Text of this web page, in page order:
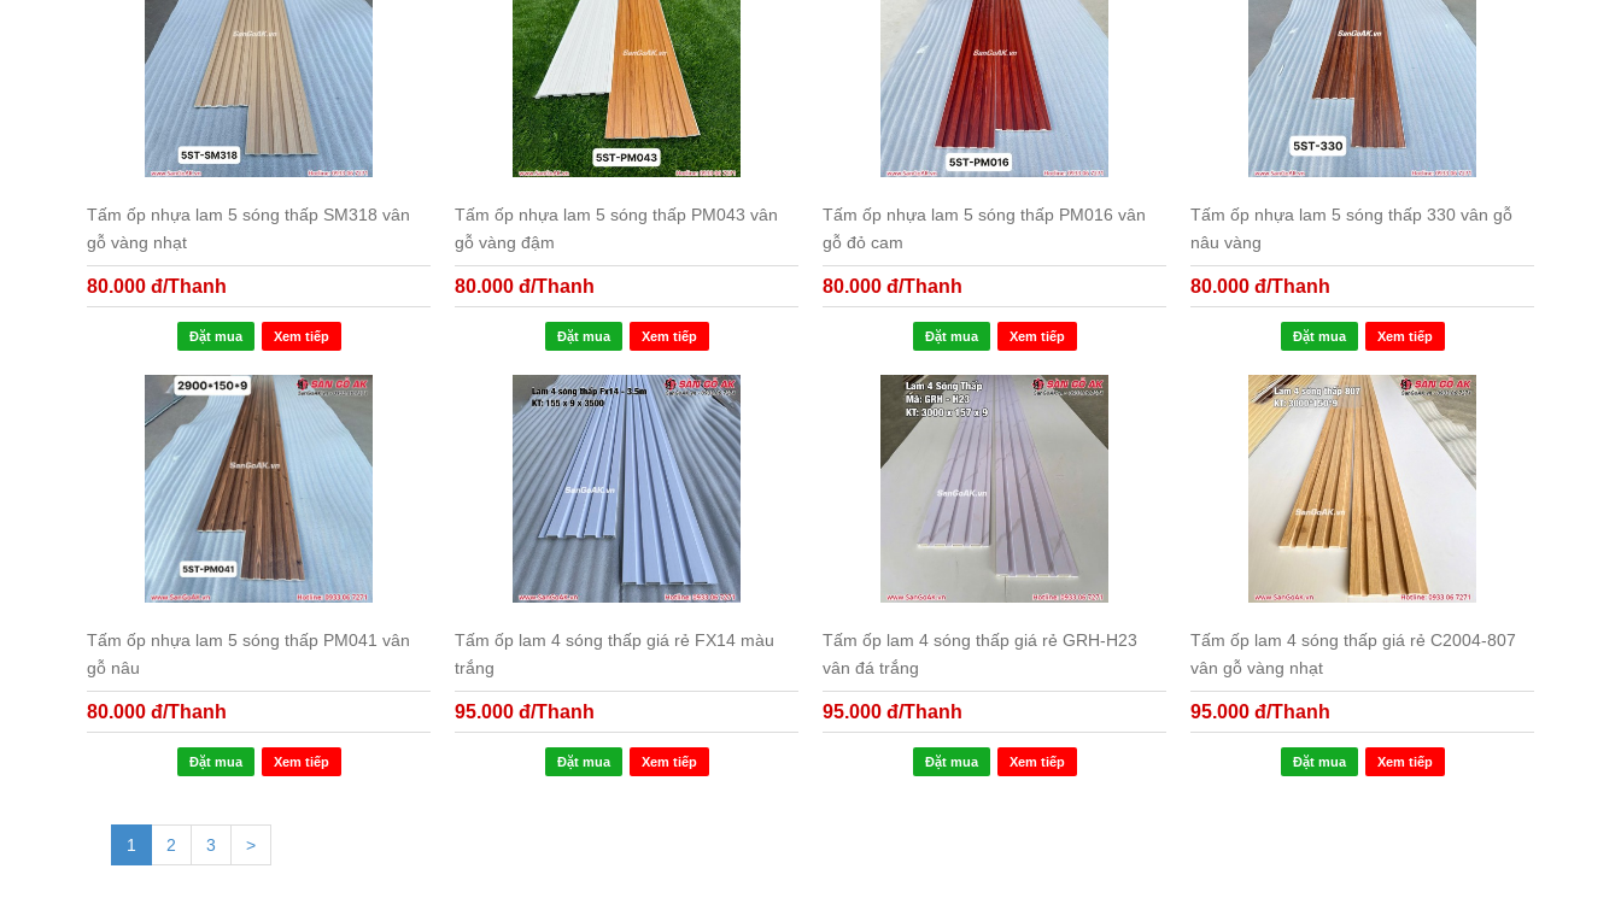
Tấm ốp nhựa lam 5 sóng thấp SM318 vân
gỗ vàng nhạt
80.000 đ/Thanh
Đặt mua Xem tiếp
Tấm ốp nhựa lam 5 sóng thấp PM043 vân
gỗ vàng đậm
80.000 đ/Thanh
Đặt mua Xem tiếp
Tấm ốp nhựa lam 5 sóng thấp PM016 vân
gỗ đỏ cam
80.000 đ/Thanh
Đặt mua Xem tiếp
Tấm ốp nhựa lam 5 sóng thấp 330 vân gỗ
nâu vàng
80.000 đ/Thanh
Đặt mua Xem tiếp
Tấm ốp nhựa lam 5 sóng thấp PM041 vân
gỗ nâu
80.000 đ/Thanh
Đặt mua Xem tiếp
Tấm ốp lam 4 sóng thấp giá rẻ FX14 màu
trắng
95.000 đ/Thanh
Đặt mua Xem tiếp
Tấm ốp lam 4 sóng thấp giá rẻ GRH-H23
vân đá trắng
95.000 đ/Thanh
Đặt mua Xem tiếp
Tấm ốp lam 4 sóng thấp giá rẻ C2004-807
vân gỗ vàng nhạt
95.000 đ/Thanh
Đặt mua Xem tiếp
1 2 3 >